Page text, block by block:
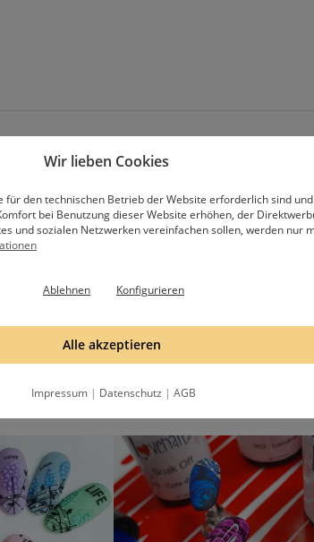
unseren Newsletter
bestätige die Anmeldung mit dem Bestätigungslink
Datenschutzbestimmungen.
Wir lieben Cookies
für den technischen Betrieb der Website erforderlich sind
bei Benutzung dieser Website erhöhen, der
und sozialen Netzwerken vereinfachen sollen, werden nur
Ablehnen Konfigurieren
Alle akzeptieren
Impressum | Datenschutz | AGB